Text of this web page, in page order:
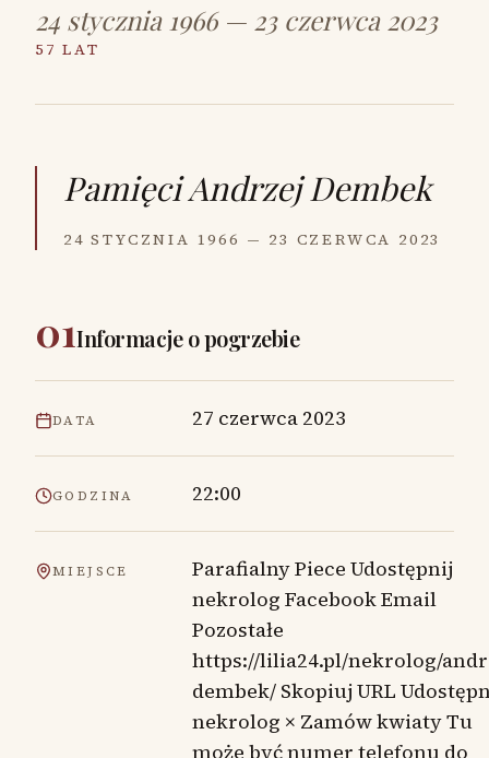
24 stycznia 1966 — 23 czerwca 2023
57 LAT
PamięciAndrzej Dembek
24 STYCZNIA 1966 — 23 CZERWCA 2023
01Informacje o pogrzebie
DATA 27 czerwca 2023
GODZINA 22:00
MIEJSCE
Parafialny Piece Udostępnij
nekrolog Facebook Email
Pozostałe
https://lilia24.pl/nekrolog/
dembek/ Skopiuj URL
nekrolog × Zamów kwiaty Tu
może być numer telefonu do